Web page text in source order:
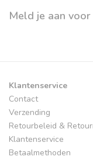
Meld je aan
Klantenservice
Contact
Verzending
Retourbeleid &
Klantenservice
Betaalmethoden